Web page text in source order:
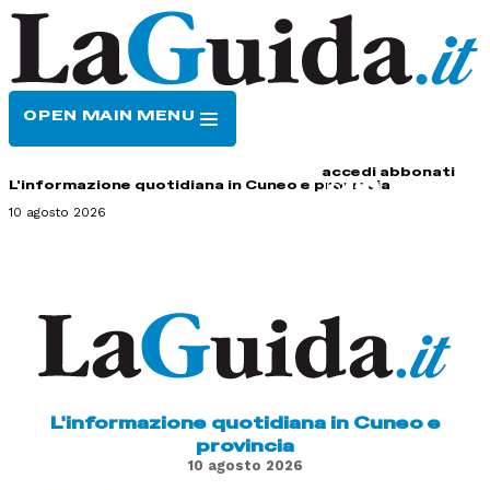
OPEN MAIN MENU
accedi abbonati
L'informazione quotidiana in Cuneo e provincia
10 agosto 2026
L'informazione quotidiana in Cuneo e
provincia
10 agosto 2026